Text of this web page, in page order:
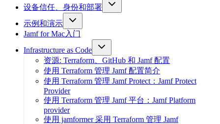
设备信任、身份和部署
示例和演示
Jamf for Mac入门
Infrastructure as Code
资源: Terraform、GitHub 和 Jamf 配置
使用 Terraform 管理 Jamf 配置简介
使用 Terraform 管理 Jamf Protect：Jamf Protect
Provider
使用 Terraform 管理 Jamf 平台：Jamf Platform
provider
使用 jamformer 采用 Terraform 管理 Jamf